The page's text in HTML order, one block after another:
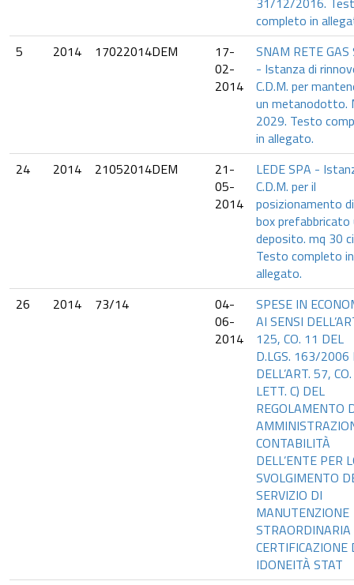
completo in
5
2014 17022014DEM
17-
02-
2014
SNAM RETE GAS
- Istanza di
C.D.M. per
un metanodotto.
2029. Testo
in allegato.
24
2014 21052014DEM
21-
05-
2014
LEDE SPA -
C.D.M. per il
posizionamento
box prefabbricato
deposito. mq 30
Testo completo in
allegato.
26
2014 73/14
04-
06-
2014
SPESE IN
AI SENSI
125, CO. 11 DEL
D.LGS. 163/2006
DELL’ART. 57,
LETT. C) DEL
REGOLAMENTO
CONTABILITÀ
DELL’ENTE PER
SVOLGIMENTO
SERVIZIO DI
MANUTENZIONE
STRAORDINARIA
CERTIFICAZIONE
IDONEITÀ STAT